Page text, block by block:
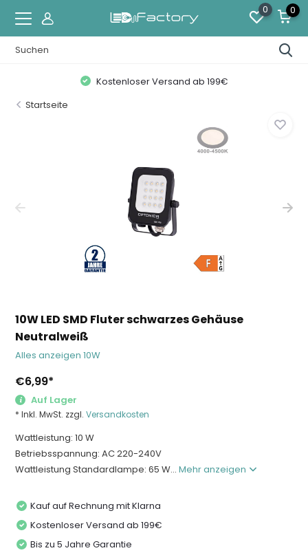
0 0
Kostenloser Versand ab 199€
Startseite
10W LED SMD Fluter schwarzes Gehäuse
Neutralweiß
Alles anzeigen 10W
€6,99*
Auf Lager
* Inkl. MwSt. zzgl.Versandkosten
Wattleistung: 10 W
Betriebsspannung: AC 220-240V
Wattleistung Standardlampe: 65 W...Mehr anzeigen
Kauf auf Rechnung mit Klarna
Kostenloser Versand ab 199€
Bis zu 5 Jahre Garantie